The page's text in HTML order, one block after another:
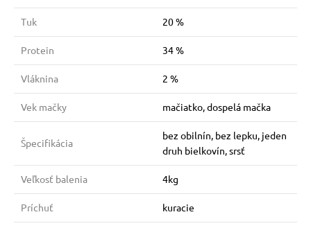
Tuk 20 %
Protein 34 %
Vláknina 2 %
Vek mačky mačiatko, dospelá mačka
Špecifikácia
bez obilnín, bez lepku, jeden
druh bielkovín, srsť
Veľkosť balenia 4kg
Príchuť kuracie